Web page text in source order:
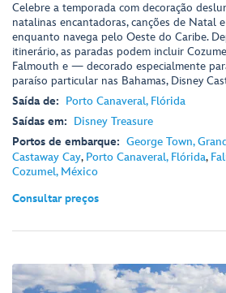
Celebre a temporada com decoração
natalinas encantadoras, canções de Natal
enquanto navega pelo Oeste do Caribe.
itinerário, as paradas podem incluir
Falmouth e — decorado especialmente
paraíso particular nas Bahamas, Disney
Saída de: Porto Canaveral, Flórida
Saídas em: Disney Treasure
Portos de embarque: George Town,
Castaway Cay, Porto Canaveral, Flórida,
Cozumel, México
Consultar preços